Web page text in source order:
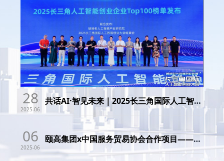
28
2025-06
共话AI·智见未来｜2025长三角国际人工智能创业大会启幕，亿脉通携手各界领袖共启AI新浪潮
06
2025-06
颐高集团x中国服务贸易协会合作项目——全球跨境电商“三中心”落户苏州